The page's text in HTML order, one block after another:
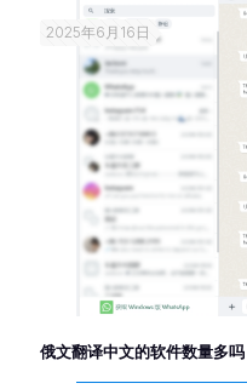
2025年6月16日
俄文翻译中文的软件数量多